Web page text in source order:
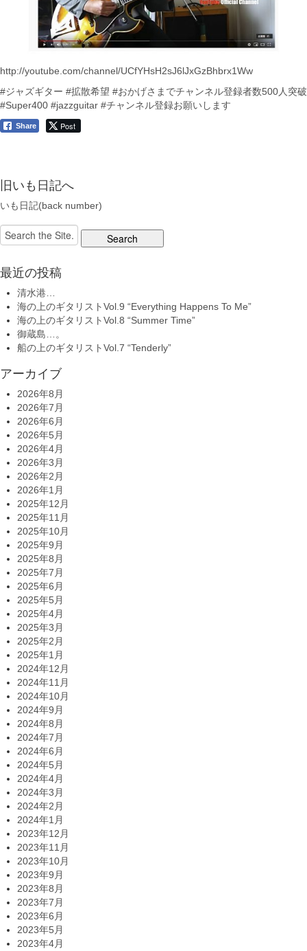
http://youtube.com/channel/UCfYHsH2sJ6lJxGzBhbrx1Ww
#ジャズギター #拡散希望 #おかげさまでチャンネル登録者数500人突破
#Super400 #jazzguitar #チャンネル登録お願いします
Share Post
旧いも日記へ
いも日記(back number)
Search
for:
最近の投稿
清水港…
海の上のギタリストVol.9 “Everything Happens To Me”
海の上のギタリストVol.8 “Summer Time”
御蔵島…。
船の上のギタリストVol.7 “Tenderly”
アーカイブ
2026年8月
2026年7月
2026年6月
2026年5月
2026年4月
2026年3月
2026年2月
2026年1月
2025年12月
2025年11月
2025年10月
2025年9月
2025年8月
2025年7月
2025年6月
2025年5月
2025年4月
2025年3月
2025年2月
2025年1月
2024年12月
2024年11月
2024年10月
2024年9月
2024年8月
2024年7月
2024年6月
2024年5月
2024年4月
2024年3月
2024年2月
2024年1月
2023年12月
2023年11月
2023年10月
2023年9月
2023年8月
2023年7月
2023年6月
2023年5月
2023年4月